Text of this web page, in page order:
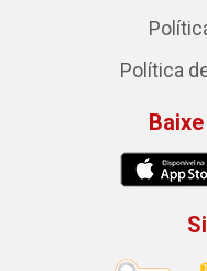
Política